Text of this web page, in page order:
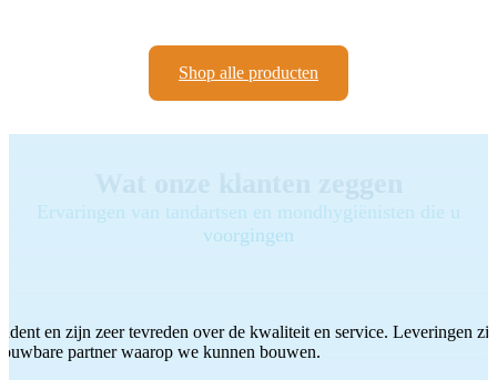
Shop alle producten
Ervaringen van tandartsen en mondhygiënisten die u
voorgingen
en zijn zeer tevreden over de kwaliteit en service. Leveringen
partner waarop we kunnen bouwen.